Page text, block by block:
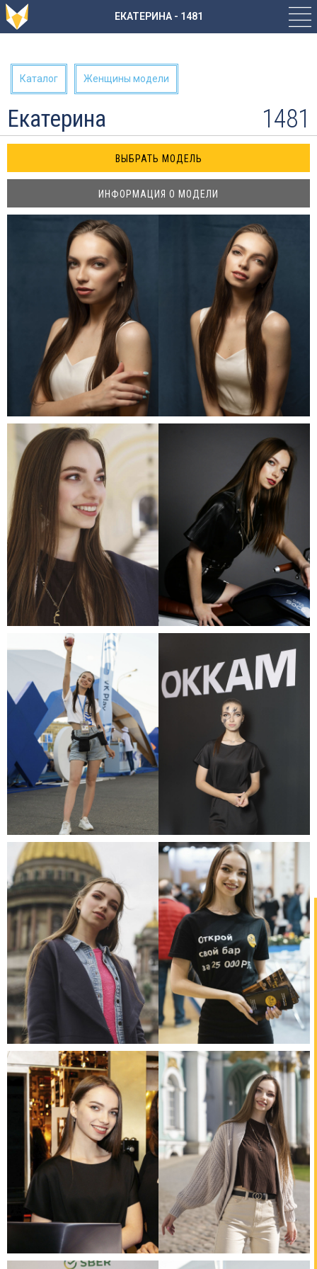
ЕКАТЕРИНА - 1481
Каталог Женщины модели
Екатерина 1481
ИНФОРМАЦИЯ О МОДЕЛИ